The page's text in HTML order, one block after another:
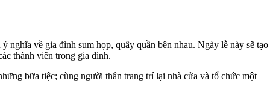
nghĩa về gia đình sum họp, quây quần bên nhau. Ngày lễ này sẽ tạo
thành viên trong gia đình.
bữa tiệc; cùng người thân trang trí lại nhà cửa và tổ chức một